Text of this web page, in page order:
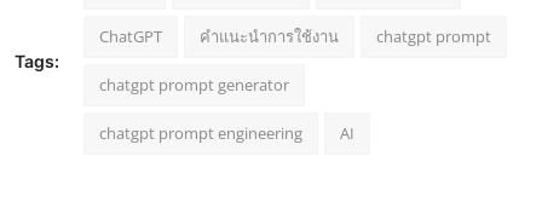
Tags:
ChatGPT คำแนะนำการใช้งาน chatgpt prompt
chatgpt prompt generator
chatgpt prompt engineering AI